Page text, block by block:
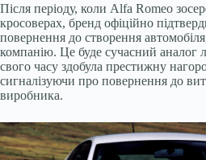
Після періоду, коли Alfa Romeo
кросоверах, бренд офіційно
повернення до створення
компанію. Це буде сучасний аналог
свого часу здобула престижну
сигналізуючи про повернення до
виробника.